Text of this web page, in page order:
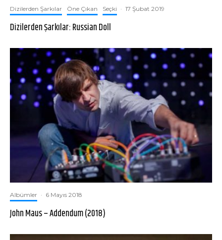
Dizilerden Şarkılar Öne Çıkan Seçki · 17 Şubat 2019
Dizilerden Şarkılar: Russian Doll
Albümler · 6 Mayıs 2018
John Maus – Addendum (2018)